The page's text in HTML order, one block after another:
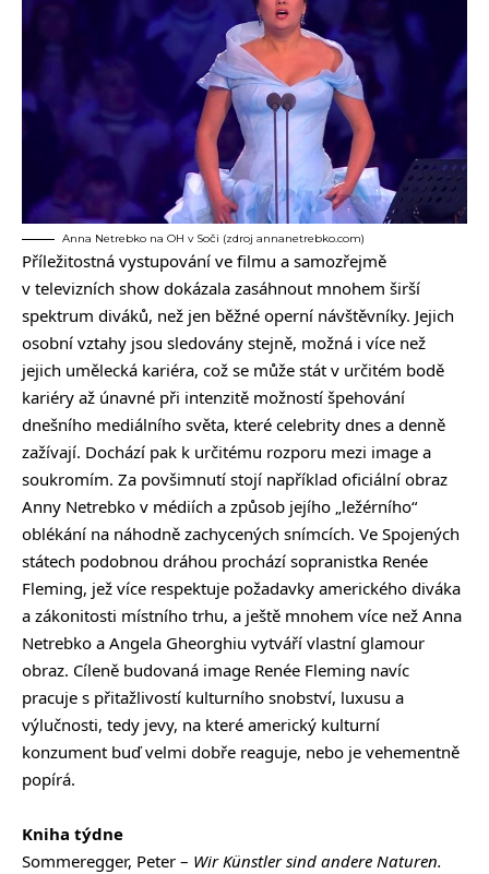
Anna Netrebko na OH v Soči (zdroj annanetrebko.com)
Příležitostná vystupování ve filmu a samozřejmě
v televizních show dokázala zasáhnout mnohem širší
spektrum diváků, než jen běžné operní návštěvníky. Jejich
osobní vztahy jsou sledovány stejně, možná i více než
jejich umělecká kariéra, což se může stát v určitém bodě
kariéry až únavné při intenzitě možností špehování
dnešního mediálního světa, které celebrity dnes a denně
zažívají. Dochází pak k určitému rozporu mezi image a
soukromím. Za povšimnutí stojí například oficiální obraz
Anny Netrebko v médiích a způsob jejího „ležérního“
oblékání na náhodně zachycených snímcích. Ve Spojených
státech podobnou dráhou prochází sopranistka Renée
Fleming, jež více respektuje požadavky amerického diváka
a zákonitosti místního trhu, a ještě mnohem více než Anna
Netrebko a Angela Gheorghiu vytváří vlastní glamour
obraz. Cíleně budovaná image Renée Fleming navíc
pracuje s přitažlivostí kulturního snobství, luxusu a
výlučnosti, tedy jevy, na které americký kulturní
konzument buď velmi dobře reaguje, nebo je vehementně
popírá.
Kniha týdne
Sommeregger, Peter – Wir Künstler sind andere Naturen.